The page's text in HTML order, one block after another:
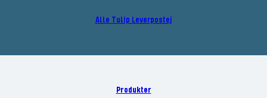
Alle Tulip Leverpostej
Produkter